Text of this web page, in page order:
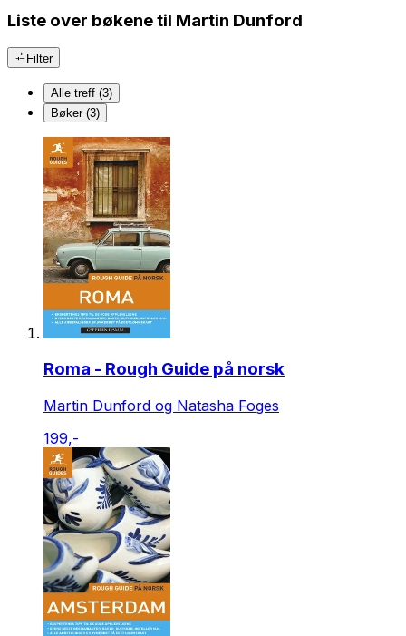
Liste over bøkene til Martin Dunford
Filter
Alle treff (3)
Bøker (3)
Roma - Rough Guide på norsk
Martin Dunford og Natasha Foges
199,-